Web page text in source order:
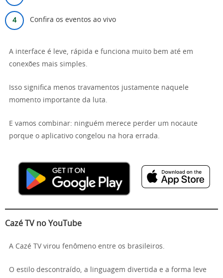
Confira os eventos ao vivo
A interface é leve, rápida e funciona muito bem até em
conexões mais simples.
Isso significa menos travamentos justamente naquele
momento importante da luta.
E vamos combinar: ninguém merece perder um nocaute
porque o aplicativo congelou na hora errada.
Cazé TV no YouTube
A Cazé TV virou fenômeno entre os brasileiros.
O estilo descontraído, a linguagem divertida e a forma leve